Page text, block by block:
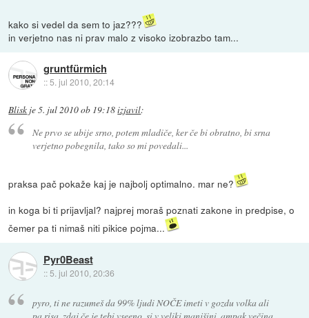
kako si vedel da sem to jaz???
in verjetno nas ni prav malo z visoko izobrazbo tam...
gruntfürmich
::5. jul 2010, 20:14
Blisk je5. jul 2010 ob 19:18izjavil:
Ne prvo se ubije srno, potem mladiče, ker če bi obratno, bi srna
verjetno pobegnila, tako so mi povedali...
praksa pač pokaže kaj je najbolj optimalno. mar ne?
in koga bi ti prijavljal? najprej moraš poznati zakone in predpise, o
čemer pa ti nimaš niti pikice pojma...
Pyr0Beast
:: 5. jul 2010, 20:36
pyro, ti ne razumeš da 99% ljudi NOČE imeti v gozdu volka ali